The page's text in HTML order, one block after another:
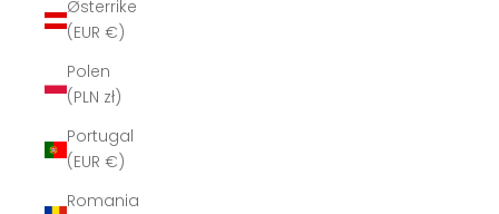
Østerrike
(EUR €)
Polen
(PLN zł)
Portugal
(EUR €)
Romania